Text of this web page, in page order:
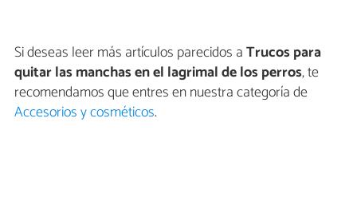
Si deseas leer más artículos parecidos aTrucos para
quitar las manchas en el lagrimal de los perros, te
recomendamos que entres en nuestra categoría de
Accesorios y cosméticos.